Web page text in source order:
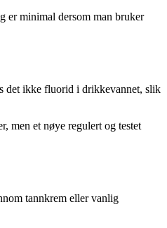
er minimal dersom man bruker
det ikke fluorid i drikkevannet, slik
men et nøye regulert og testet
tannkrem eller vanlig